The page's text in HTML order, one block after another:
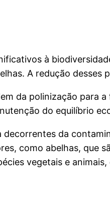
à
A redução
da polinização para
do equilíbrio
da
como abelhas, que
vegetais e